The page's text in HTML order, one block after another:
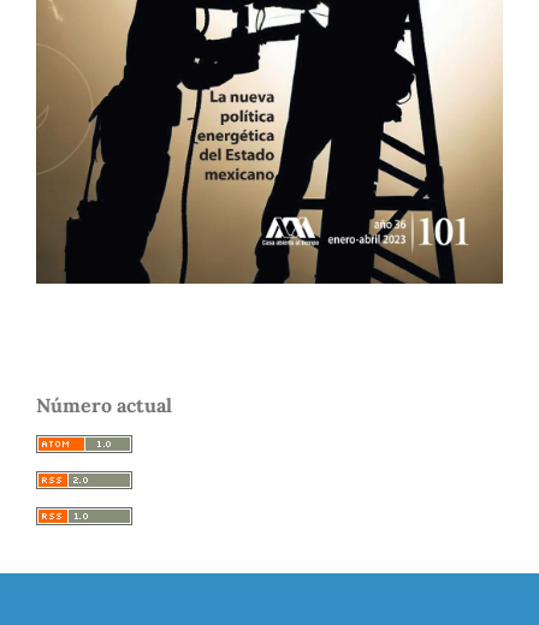
Número actual